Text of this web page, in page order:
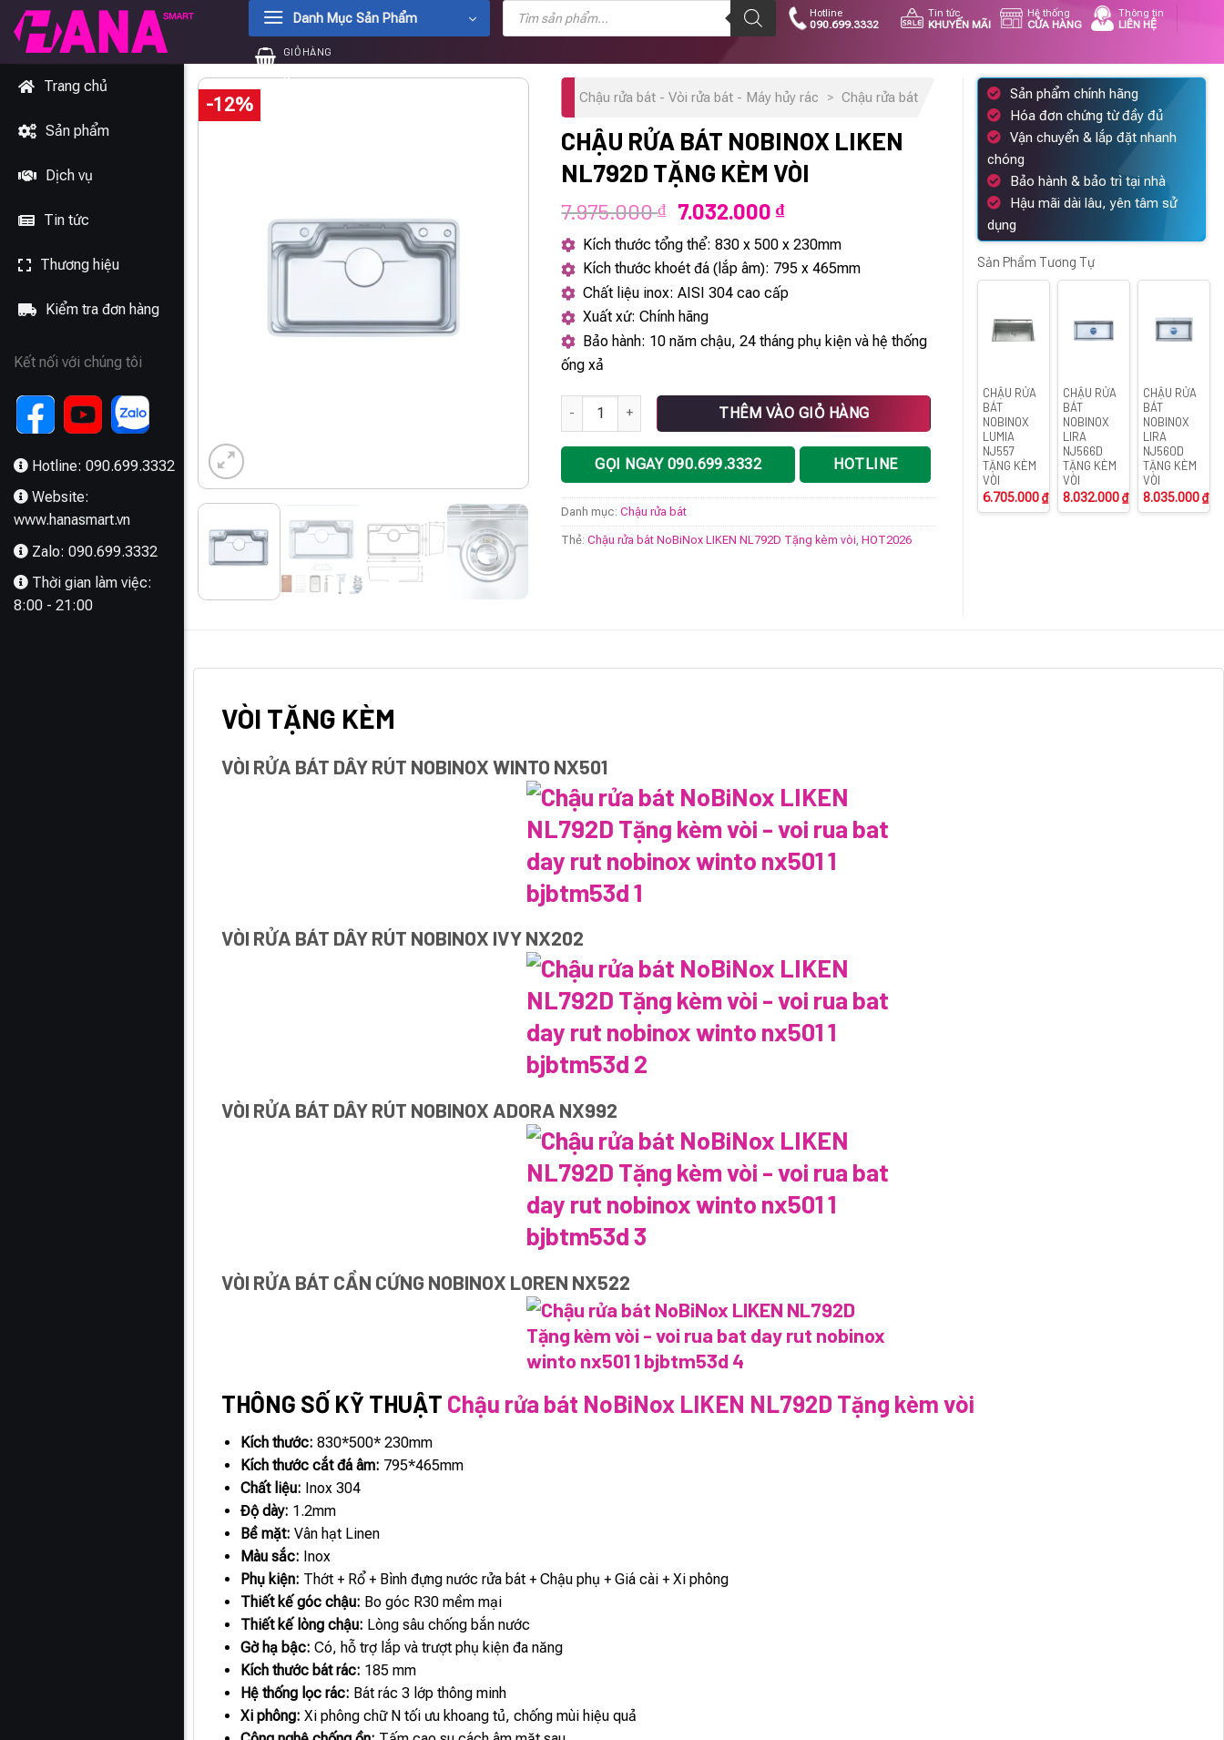
Chuyển
đến
dung
Danh Mục Sản Phẩm
Tìm
kiếm
phẩm
Hotline
090.699.3332
Tin tức
KHUYẾN MÃI
Hệ thống
CỬA HÀNG
Thông tin
LIÊN HỆ
GIỎ HÀNG
0₫
Trang chủ
Sản phẩm
Dịch vụ
Tin tức
Thương hiệu
Kiểm tra đơn hàng
Kết nối với chúng tôi
Hotline: 090.699.3332
Website:
www.hanasmart.vn
Zalo: 090.699.3332
Thời gian làm việc:
8:00 - 21:00
-12% Chậu rửa bát - Vòi rửa bát - Máy hủy rác > Chậu rửa bát
CHẬU RỬA BÁT NOBINOX LIKEN
NL792D TẶNG KÈM VÒI
7.975.000₫
Giá
gốc
là:
7.975.000 ₫.
7.032.000 ₫Giá
hiện
tại
là:
7.032.000 ₫.
Kích thước tổng thể: 830 x 500 x 230mm
Kích thước khoét đá (lắp âm): 795 x 465mm
Chất liệu inox: AISI 304 cao cấp
Xuất xứ: Chính hãng
Bảo hành: 10 năm chậu, 24 tháng phụ kiện và hệ thống
ống xả
Chậu rửa bát NoBiNox LIKEN NL792D Tặng kèm vòi số lượng
THÊM VÀO GIỎ HÀNG
GỌI NGAY 090.699.3332 HOTLINE
Danh mục:Chậu rửa bát
Thẻ:Chậu rửa bát NoBiNox LIKEN NL792D Tặng kèm vòi ,HOT2026
Sản phẩm chính hãng
Hóa đơn chứng từ đầy đủ
Vận chuyển & lắp đặt nhanh
chóng
Bảo hành & bảo trì tại nhà
Hậu mãi dài lâu, yên tâm sử
dụng
Sản Phẩm Tương Tự
CHẬU RỬA
BÁT
NOBINOX
LUMIA
NJ557
TẶNG KÈM
VÒI
6.705.000₫
CHẬU RỬA
BÁT
NOBINOX
LIRA
NJ566D
TẶNG KÈM
VÒI
8.032.000₫
CHẬU RỬA
BÁT
NOBINOX
LIRA
NJ560D
TẶNG KÈM
VÒI
8.035.000₫
VÒI TẶNG KÈM
VÒI RỬA BÁT DÂY RÚT NOBINOX WINTO NX501
VÒI RỬA BÁT DÂY RÚT NOBINOX IVY NX202
VÒI RỬA BÁT DÂY RÚT NOBINOX ADORA NX992
VÒI RỬA BÁT CẦN CỨNG NOBINOX LOREN NX522
THÔNG SỐ KỸ THUẬT Chậu rửa bát NoBiNox LIKEN NL792D Tặng kèm vòi
Kích thước: 830*500* 230mm
Kích thước cắt đá âm: 795*465mm
Chất liệu: Inox 304
Độ dày: 1.2mm
Bề mặt: Vân hạt Linen
Màu sắc: Inox
Phụ kiện: Thớt + Rổ + Bình đựng nước rửa bát + Chậu phụ + Giá cài + Xi phông
Thiết kế góc chậu: Bo góc R30 mềm mại
Thiết kế lòng chậu: Lòng sâu chống bắn nước
Gờ hạ bậc: Có, hỗ trợ lắp và trượt phụ kiện đa năng
Kích thước bát rác: 185 mm
Hệ thống lọc rác: Bát rác 3 lớp thông minh
Xi phông: Xi phông chữ N tối ưu khoang tủ, chống mùi hiệu quả